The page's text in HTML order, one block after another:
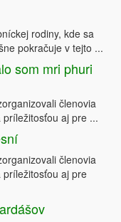
rodiny, kde sa
pokračuje v tejto ...
som mri phuri
členovia
aj pre ...
členovia
príležitosťou aj pre